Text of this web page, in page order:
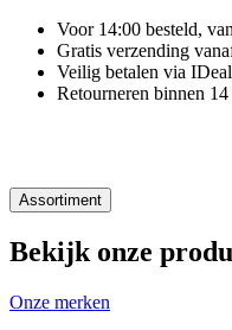
Voor 14:00 besteld,
Gratis verzending
Veilig betalen via
Retourneren binnen 14
Assortiment
Bekijk onze
Onze merken